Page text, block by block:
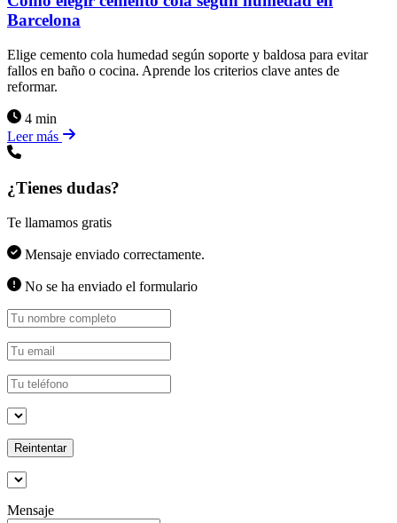
Barcelona
Elige cemento cola humedad según soporte y baldosa para evitar
fallos en baño o cocina. Aprende los criterios clave antes de
reformar.
4 min
Leer más
¿Tienes dudas?
Te llamamos gratis
Mensaje enviado correctamente.
No se ha enviado el formulario
Reintentar
Mensaje